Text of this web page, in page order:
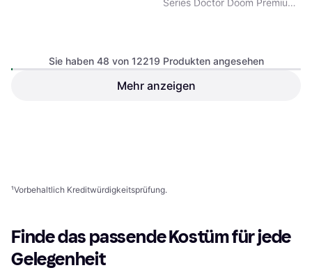
Series Doctor Doom Premium
Sie haben 48 von 12219 Produkten angesehen
Mehr anzeigen
¹Vorbehaltlich Kreditwürdigkeitsprüfung.
Finde das passende Kostüm für jede
Gelegenheit